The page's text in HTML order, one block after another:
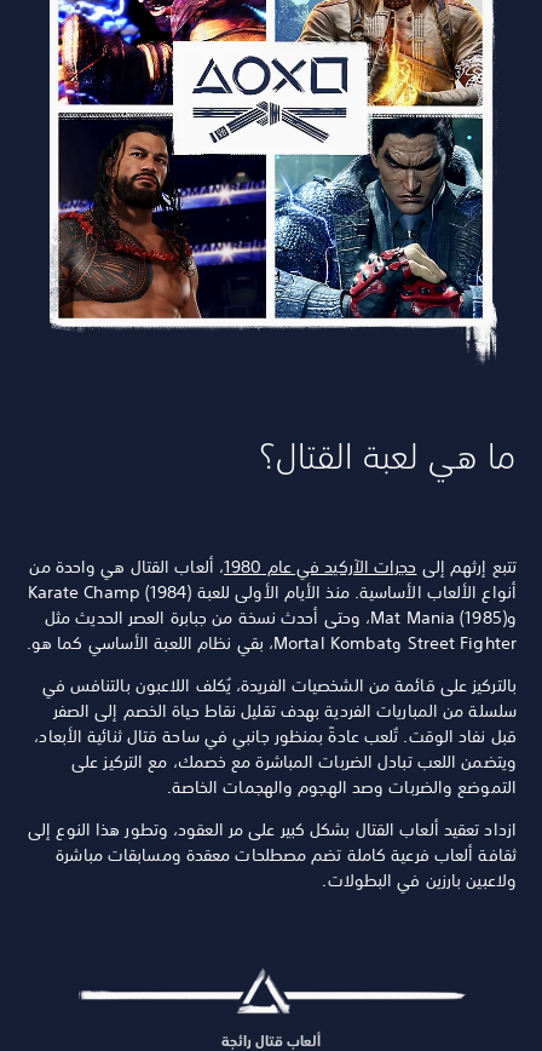
ما هي لعبة القتال؟
تتبع إرثهم إلىحجرات الآركيد في عام 1980
، ألعاب القتال هي واحدة من
أنواع الألعاب الأساسية. منذ الأيام الأولى للعبة Karate Champ (1984)
وMat Mania (1985)، وحتى أحدث نسخة من جبابرة العصر الحديث مثل
Street Fighter وMortal Kombat، بقي نظام اللعبة الأساسي كما هو.
بالتركيز على قائمة من الشخصيات الفريدة، يُكلف اللاعبون بالتنافس في
سلسلة من المباريات الفردية بهدف تقليل نقاط حياة الخصم إلى الصفر
قبل نفاد الوقت. تُلعب عادةً بمنظور جانبي في ساحة قتال ثنائية الأبعاد،
ويتضمن اللعب تبادل الضربات المباشرة مع خصمك، مع التركيز على
التموضع والضربات وصد الهجوم والهجمات الخاصة.
ازداد تعقيد ألعاب القتال بشكل كبير على مر العقود، وتطور هذا النوع إلى
ثقافة ألعاب فرعية كاملة تضم مصطلحات معقدة ومسابقات مباشرة
ولاعبين بارزين في البطولات.
ألعاب قتال رائجة